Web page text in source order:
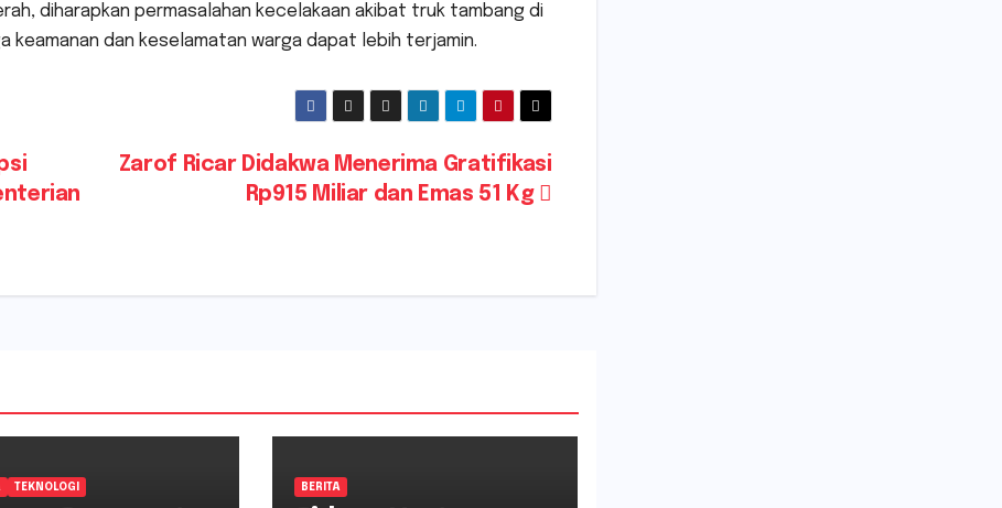
diharapkan permasalahan kecelakaan akibat truk tambang di
keamanan dan keselamatan warga dapat lebih terjamin.
Zarof Ricar Didakwa Menerima Gratifikasi
Rp915 Miliar dan Emas 51 Kg
TEKNOLOGI BERITA